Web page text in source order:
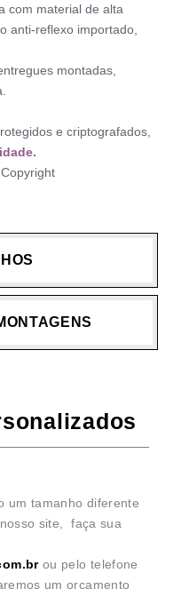
com material de alta
anti-reflexo importado,
montadas,
e criptografados,
um tamanho diferente
site, faça sua
ou pelo telefone
um orçamento